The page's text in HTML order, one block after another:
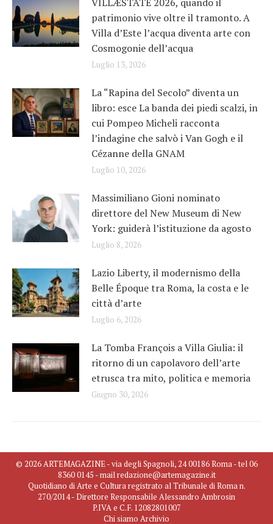
VILLÆSTATE 2026, quando il
patrimonio vive oltre il tramonto. A
Villa d’Este l’acqua diventa arte con
Cosmogonie dell’acqua
Luglio 13, 2026
La “Rapina del Secolo” diventa un
libro: esce La banda dei piedi scalzi, in
cui Pompeo Micheli racconta
l’indagine che salvò i Van Gogh e il
Cézanne della GNAM
Luglio 10, 2026
Massimiliano Gioni nominato
direttore del New Museum di New
York: guiderà l’istituzione da agosto
Luglio 8, 2026
Lazio Liberty, il modernismo della
Belle Époque tra Roma, la costa e le
città d’arte
Luglio 6, 2026
La Tomba François a Villa Giulia: il
ritorno di un capolavoro dell’arte
etrusca tra mito, politica e memoria
Giugno 30, 2026
© 2026 ARTEMAGAZINE - via degli Spagnoli, 24 00186 Roma - tel 06
8360 0145 - mail redazione@artemagazine.it
Quotidiano di Arte e Cultura registrato al Tribunale di Roma n.
270/2014 - Direttore Responsabile Alessandro Ambrosin
P.IVA e C.F. 12082801007
Chi siamo Archivio